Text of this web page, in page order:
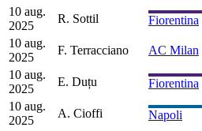
10 aug.
2025
R. Sottil Fiorentina
10 aug.
2025
F. Terracciano AC Milan
10 aug.
2025
E. Duțu Fiorentina
10 aug.
2025
A. Cioffi Napoli